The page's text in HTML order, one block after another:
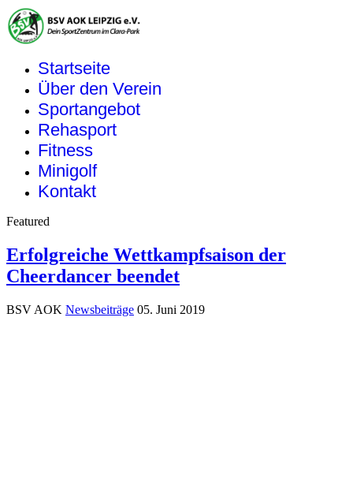
Startseite
Über den Verein
Sportangebot
Rehasport
Fitness
Minigolf
Kontakt
Featured
Erfolgreiche Wettkampfsaison der
Cheerdancer beendet
BSV AOK Newsbeiträge 05. Juni 2019